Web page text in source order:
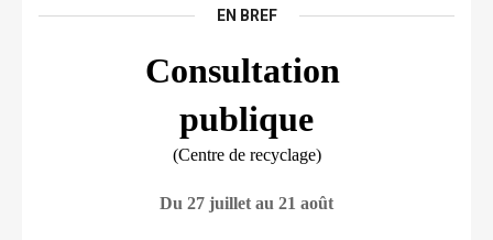
EN BREF
Consultation
publique
(Centre de recyclage)
Du 27 juillet au 21 août